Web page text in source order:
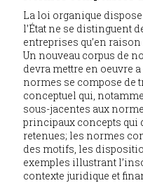
La loi organique
l’État ne se distinguent
entreprises qu’en
Un nouveau corpus de
devra mettre en oeuvre
normes se compose de
conceptuel qui,
sous-jacentes aux
principaux concepts qui
retenues; les normes
des motifs, les
exemples illustrant
contexte juridique et